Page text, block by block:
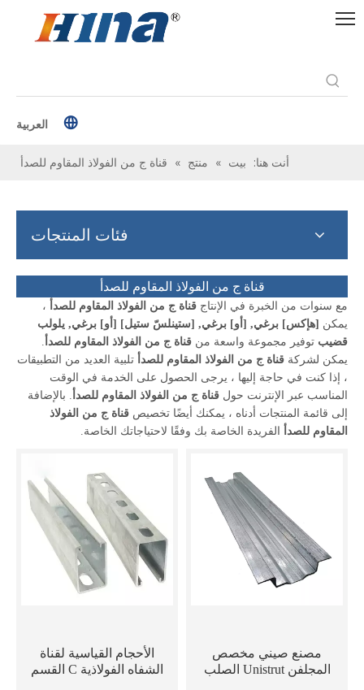
العربية
أنت هنا: بيت » منتج » قناة ج من الفولاذ المقاوم للصدأ
فئات المنتجات
قناة ج من الفولاذ المقاوم للصدأ
مع سنوات من الخبرة في الإنتاج قناة ج من الفولاذ المقاوم للصدأ
،
يمكن [هإكس] برغي, [أو] برغي, [ستينلسّ ستيل] [أو] برغي, يلولب
قضيب توفير مجموعة واسعة من قناة ج من الفولاذ المقاوم للصدأ .
يمكن لشركة قناة ج من الفولاذ المقاوم للصدأ تلبية العديد من التطبيقات
، إذا كنت في حاجة إليها ، يرجى الحصول على الخدمة في الوقت
المناسب عبر الإنترنت حول قناة ج من الفولاذ المقاوم للصدأ . بالإضافة
إلى قائمة المنتجات أدناه ، يمكنك أيضًا تخصيص قناة ج من الفولاذ
المقاوم للصدأ
الفريدة الخاصة بك وفقًا لاحتياجاتك الخاصة.
مصنع صيني مخصص
المجلفن Unistrut الصلب
الأحجام القياسية لقناة
الشفاه الفولاذية C القسم